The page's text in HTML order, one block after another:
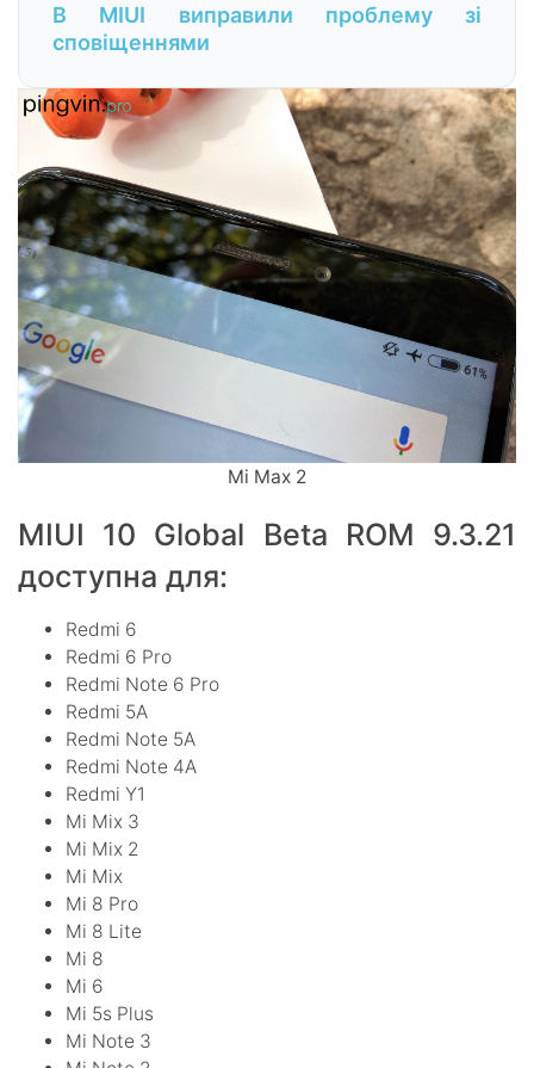
В MIUI виправили проблему зі
сповіщеннями
Mi Max 2
MIUI 10 Global Beta ROM 9.3.21
доступна для:
Redmi 6
Redmi 6 Pro
Redmi Note 6 Pro
Redmi 5A
Redmi Note 5A
Redmi Note 4A
Redmi Y1
Mi Mix 3
Mi Mix 2
Mi Mix
Mi 8 Pro
Mi 8 Lite
Mi 8
Mi 6
Mi 5s Plus
Mi Note 3